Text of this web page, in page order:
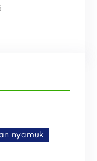
nyamuk